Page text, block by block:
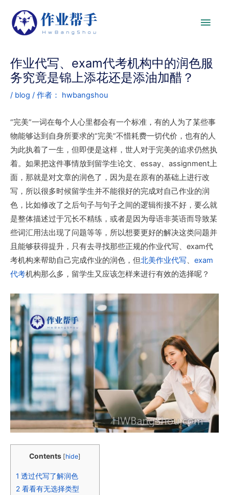
作业代写、exam代考机构中的润色服
务究竟是锦上添花还是添油加醋？
/ blog / 作者： hwbangshou
“完美”一词在每个人心里都会有一个标准，有的人为了某些事
物能够达到自身所要求的“完美”不惜耗费一切代价，也有的人
为此执着了一生，但即便是这样，世人对于完美的追求仍然执
着。如果把这件事情放到留学生论文、essay、assignment上
面，那就是对文章的润色了，因为是在原有的基础上进行改
写，所以很多时候留学生并不能很好的完成对自己作业的润
色，比如修改了之后句子与句子之间的逻辑衔接不好，要么就
是整体描述过于冗长不精练，或者是因为母语非英语而导致某
些词汇用法出现了问题等等，所以想要更好的解决这类问题并
且能够获得提升，只有去寻找那些正规的作业代写、exam代
考机构来帮助自己完成作业的润色，但北美作业代写、 exam
代考机构那么多，留学生又应该怎样来进行有效的选择呢？
Contents [hide]
1 透过代写了解润色
2 看看有无选择类型